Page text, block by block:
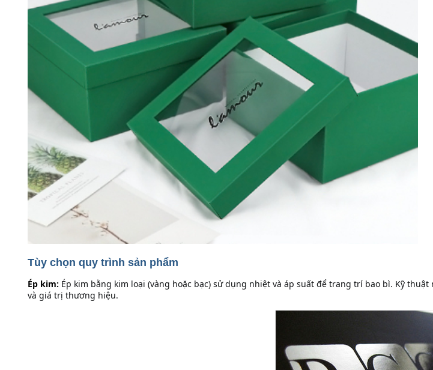
Tùy chọn quy trình sản phẩm
Ép kim: Ép kim bằng kim loại (vàng hoặc bạc) sử dụng nhiệt và áp suất để trang trí bao bì. Kỹ
và giá trị thương hiệu.